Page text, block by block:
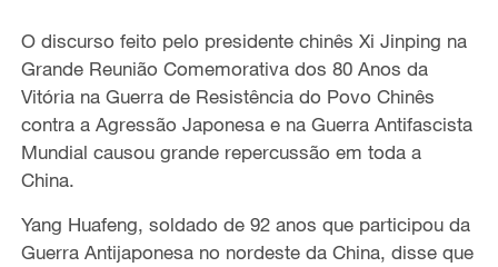
O discurso feito pelo presidente chinês Xi Jinping na
Grande Reunião Comemorativa dos 80 Anos da
Vitória na Guerra de Resistência do Povo Chinês
contra a Agressão Japonesa e na Guerra Antifascista
Mundial causou grande repercussão em toda a
China.
Yang Huafeng, soldado de 92 anos que participou da
Guerra Antijaponesa no nordeste da China, disse que